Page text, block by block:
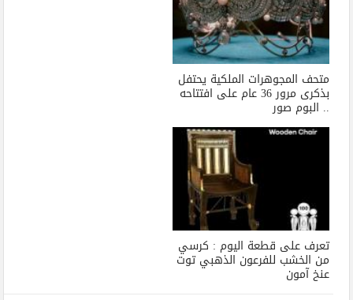
متحف المجوهرات الملكية يحتفل
بذكرى مرور 36 عام على افتتاحه
.. البوم صور
تعرف على قطعة اليوم : كرسي
من الخشب للفرعون الذهبي توت
عنخ آمون